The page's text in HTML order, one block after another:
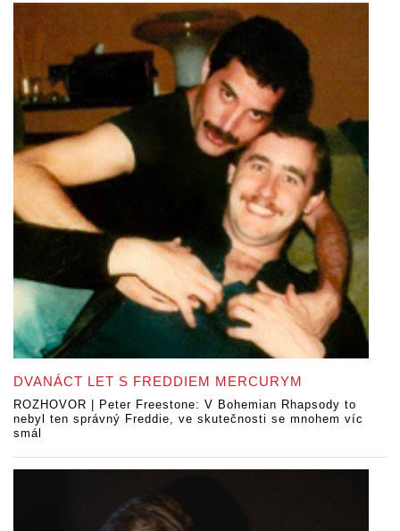
DVANÁCT LET S FREDDIEM MERCURYM
ROZHOVOR | Peter Freestone: V Bohemian Rhapsody to
nebyl ten správný Freddie, ve skutečnosti se mnohem víc
smál